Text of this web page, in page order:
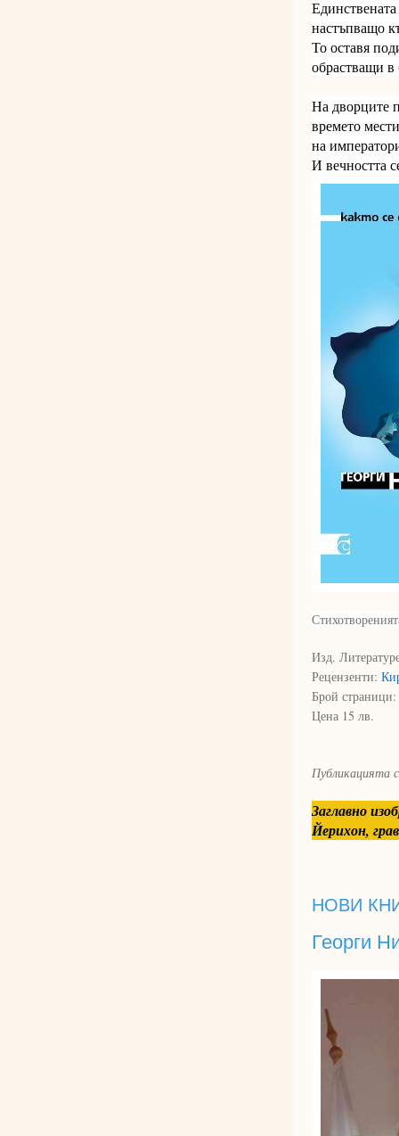
настъпващо
То оставя
обрастващи в
На дворците
времето
на
И вечността
Изд.
Рецензенти:
Брой страници:
Цена 15 лв.
Публикацията
Заглавно
Йерихон,
НОВИ
Георги